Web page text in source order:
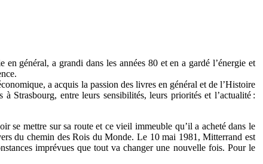
général, a grandi dans les années 80 et en a gardé l’énergie et
a acquis la passion des livres en général et de l’Histoire
Strasbourg, entre leurs sensibilités, leurs priorités et l’actualité :
se mettre sur sa route et ce vieil immeuble qu’il a acheté dans le
du chemin des Rois du Monde. Le 10 mai 1981, Mitterrand est
imprévues que tout va changer une nouvelle fois. Pour le